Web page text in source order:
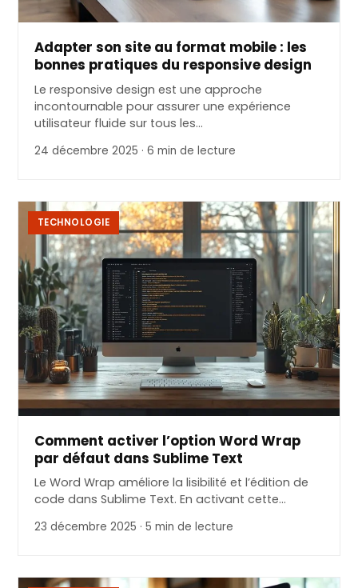
Adapter son site au format mobile : les
bonnes pratiques du responsive design
Le responsive design est une approche
incontournable pour assurer une expérience
utilisateur fluide sur tous les…
24 décembre 2025 · 6 min de lecture
TECHNOLOGIE
Comment activer l’option Word Wrap
par défaut dans Sublime Text
Le Word Wrap améliore la lisibilité et l’édition de
code dans Sublime Text. En activant cette…
23 décembre 2025 · 5 min de lecture